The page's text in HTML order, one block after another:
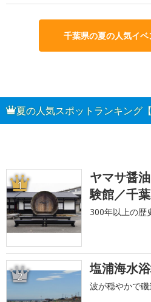
千葉県の夏の人気イ
夏の人気スポットランキング【
1
ヤマサ醤
験館／千
300年以上の歴
2 塩浦海水
波が穏やかで